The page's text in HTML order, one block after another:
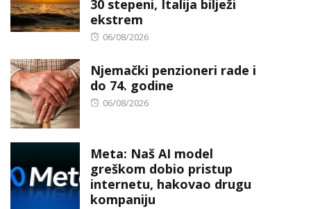
30 stepeni, Italija bilježi
ekstrem
Posted
06/08/2026
Njemački penzioneri rade i
do 74. godine
Posted
06/08/2026
Meta: Naš AI model
greškom dobio pristup
internetu, hakovao drugu
kompaniju